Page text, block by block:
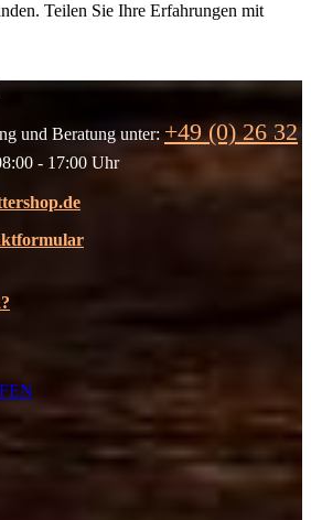
Teilen Sie Ihre Erfahrungen mit
und Beratung unter: +49 (0) 26 32
- 17:00 Uhr